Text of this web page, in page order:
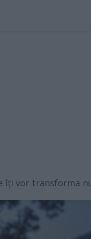
îți vor transforma